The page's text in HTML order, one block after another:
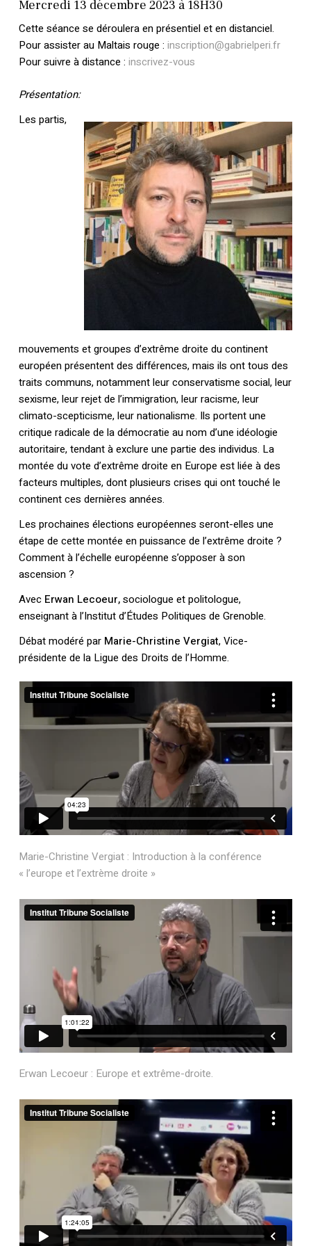
Mercredi 13 décembre 2023 à 18H30
Cette séance se déroulera enprésentiel et en distanciel.
Pour assister au Maltais rouge : inscription@gabrielperi.fr
Pour suivre à distance : inscrivez-vous
Présentation:
Les partis,
mouvements et groupes d’extrême droite du continent
européen présentent des différences, mais ils ont tous des
traits communs, notamment leur conservatisme social, leur
sexisme, leur rejet de l’immigration, leur racisme, leur
climato-scepticisme, leur nationalisme. Ils portent une
critique radicale de la démocratie au nom d’une idéologie
autoritaire, tendant à exclure une partie des individus. La
montée du vote d’extrême droite en Europe est liée à des
facteurs multiples, dont plusieurs crises qui ont touché le
continent ces dernières années.
Les prochaines élections européennes seront-elles une
étape de cette montée en puissance de l’extrême droite ?
Comment à l’échelle européenne s’opposer à son
ascension ?
Avec Erwan Lecoeur,sociologue et politologue,
enseignant à l’Institut d’Études Politiques de Grenoble.
Débat modéré par Marie-Christine Vergiat, Vice-
présidente de la Ligue des Droits de l’Homme.
Marie-Christine Vergiat : Introduction à la conférence
« l’europe et l’extrème droite »
Erwan Lecoeur : Europe et extrême-droite.